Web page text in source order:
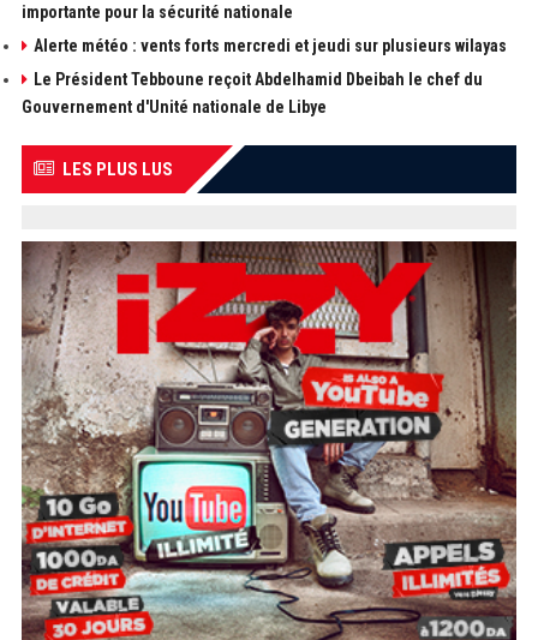
importante pour la sécurité nationale
Alerte météo : vents forts mercredi et jeudi sur plusieurs wilayas
Le Président Tebboune reçoit Abdelhamid Dbeibah le chef du
Gouvernement d'Unité nationale de Libye
LES PLUS LUS